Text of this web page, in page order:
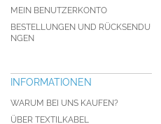
MEIN BENUTZERKONTO
BESTELLUNGEN UND RÜCKSENDU
NGEN
INFORMATIONEN
WARUM BEI UNS KAUFEN?
ÜBER TEXTILKABEL